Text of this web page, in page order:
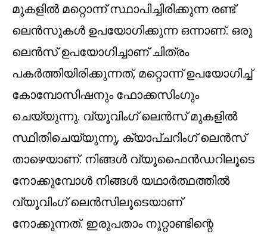
മുകളിൽ മറ്റൊന്ന് സ്ഥാപിച്ചിരിക്കുന്ന രണ്ട്
ലെൻസുകൾ ഉപയോഗിക്കുന്ന ഒന്നാണ്. ഒരു
ലെൻസ് ഉപയോഗിച്ചാണ് ചിത്രം
പകർത്തിയിരിക്കുന്നത്, മറ്റൊന്ന് ഉപയോഗിച്ച്
കോമ്പോസിഷനും ഫോക്കസിംഗും
ചെയ്യുന്നു. വ്യൂവിംഗ് ലെൻസ് മുകളിൽ
സ്ഥിതിചെയ്യുന്നു, ക്യാപ്ചറിംഗ് ലെൻസ്
താഴെയാണ്. നിങ്ങൾ വ്യൂഫൈൻഡറിലൂടെ
നോക്കുമ്പോൾ നിങ്ങൾ യഥാർത്ഥത്തിൽ
വ്യൂവിംഗ് ലെൻസിലൂടെയാണ്
നോക്കുന്നത്. ഇരുപതാം നൂറ്റാണ്ടിന്റെ